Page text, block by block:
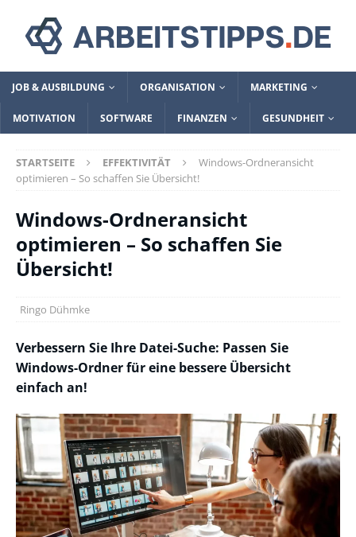
JOB & AUSBILDUNG ORGANISATION MARKETING
MOTIVATION SOFTWARE FINANZEN GESUNDHEIT
STARTSEITE EFFEKTIVITÄT
Windows-Ordneransicht
optimieren – So schaffen Sie Übersicht!
Windows-Ordneransicht
optimieren – So schaffen Sie
Übersicht!
Ringo Dühmke
Verbessern Sie Ihre Datei-Suche: Passen Sie
Windows-Ordner für eine bessere Übersicht
einfach an!